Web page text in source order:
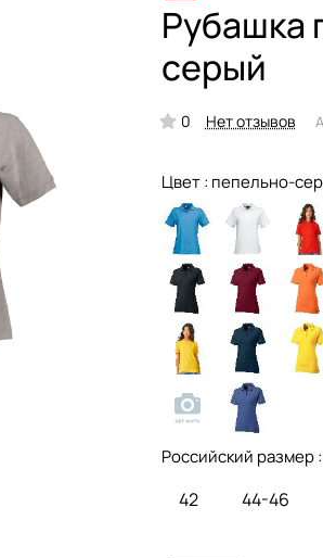
Рубашка
серый
0 Нет отзывов
Цвет : пепельно-
Российский размер :
42 44-46